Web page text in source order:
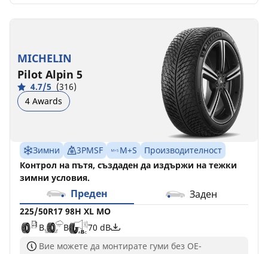
MICHELIN
Pilot Alpin 5
4.7/5 (316)
4 Awards
Зимни 3PMSF M+S
Производителност
Контрол на пътя, създаден да издържи на тежки
зимни условия.
Преден Заден
225/50R17 98H XL MO
B
B
70 dB
Вие можете да монтирате гуми без ОЕ-